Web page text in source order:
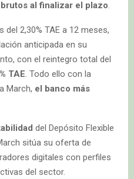
al finalizar el plazo.
2,30% TAE a 12 meses,
anticipada en su
con el reintegro total del
TAE. Todo ello con la
March, el banco más
del Depósito Flexible
sitúa su oferta de
digitales con perfiles
del sector.